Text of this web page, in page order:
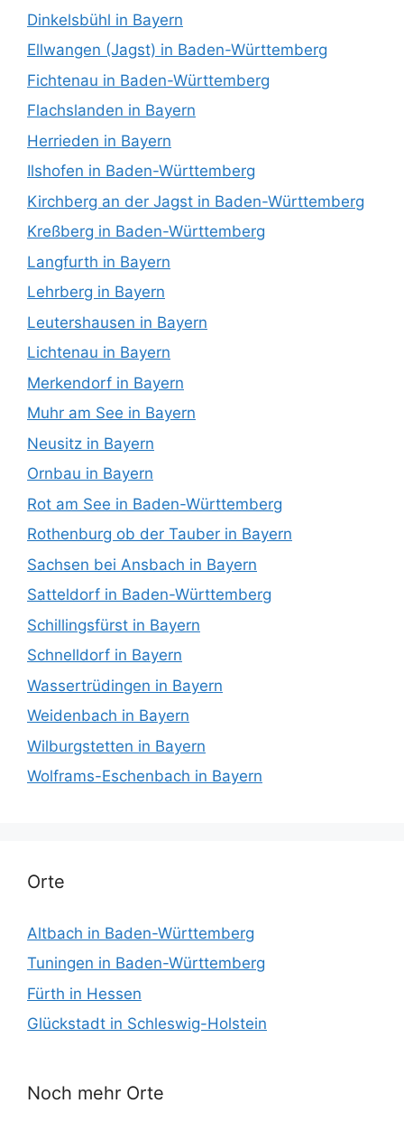
Dinkelsbühl in Bayern
Ellwangen (Jagst) in Baden-Württemberg
Fichtenau in Baden-Württemberg
Flachslanden in Bayern
Herrieden in Bayern
Ilshofen in Baden-Württemberg
Kirchberg an der Jagst in Baden-Württemberg
Kreßberg in Baden-Württemberg
Langfurth in Bayern
Lehrberg in Bayern
Leutershausen in Bayern
Lichtenau in Bayern
Merkendorf in Bayern
Muhr am See in Bayern
Neusitz in Bayern
Ornbau in Bayern
Rot am See in Baden-Württemberg
Rothenburg ob der Tauber in Bayern
Sachsen bei Ansbach in Bayern
Satteldorf in Baden-Württemberg
Schillingsfürst in Bayern
Schnelldorf in Bayern
Wassertrüdingen in Bayern
Weidenbach in Bayern
Wilburgstetten in Bayern
Wolframs-Eschenbach in Bayern
Orte
Altbach in Baden-Württemberg
Tuningen in Baden-Württemberg
Fürth in Hessen
Glückstadt in Schleswig-Holstein
Noch mehr Orte